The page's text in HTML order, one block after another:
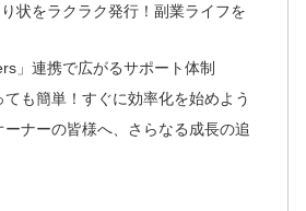
状をラクラク発行！副業ライフを
」連携で広がるサポート体制
も簡単！すぐに効率化を始めよう
ナーの皆様へ、さらなる成長の追